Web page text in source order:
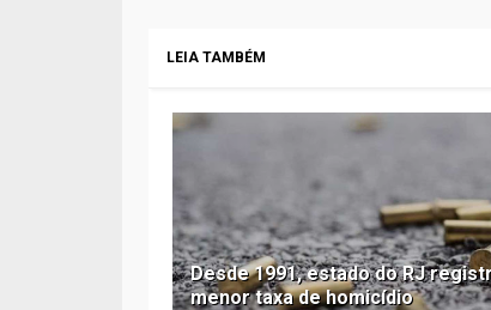
LEIA TAMBÉM
Desde 1991, estado do RJ
menor taxa de homicídio